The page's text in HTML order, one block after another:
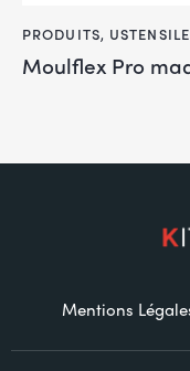
PRODUITS,
Moulflex Pro
Mentions